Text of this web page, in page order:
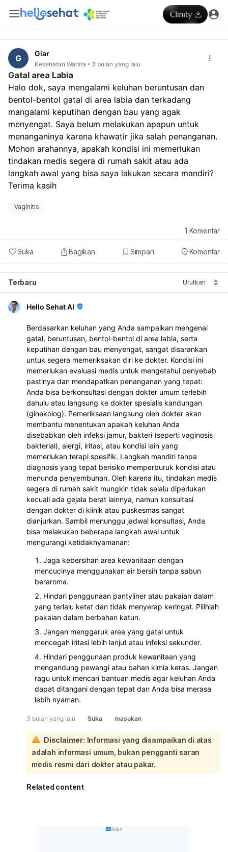
G Giar
Kesehatan Wanita 3 bulan yang lalu
Gatal area Labia
Halo dok, saya mengalami keluhan beruntusan dan
bentol-bentol gatal di area labia dan terkadang
mangalami keputihan dengan bau yang agak
menyengat. Saya belum melakukan apapun untuk
menanganinya karena khawatir jika salah penanganan.
Mohon arahannya, apakah kondisi ini memerlukan
tindakan medis segera di rumah sakit atau ada
langkah awal yang bisa saya lakukan secara mandiri?
Terima kasih
Vaginitis
Suka Bagikan Simpan Komentar
1 Komentar
Terbaru Urutkan
Hello Sehat AI
Berdasarkan keluhan yang Anda sampaikan mengenai
gatal, beruntusan, bentol-bentol di area labia, serta
keputihan dengan bau menyengat, sangat disarankan
untuk segera memeriksakan diri ke dokter. Kondisi ini
memerlukan evaluasi medis untuk mengetahui penyebab
pastinya dan mendapatkan penanganan yang tepat:
Anda bisa berkonsultasi dengan dokter umum terlebih
dahulu atau langsung ke dokter spesialis kandungan
(ginekolog). Pemeriksaan langsung oleh dokter akan
membantu menentukan apakah keluhan Anda
disebabkan oleh infeksi jamur, bakteri (seperti vaginosis
bakterial), alergi, iritasi, atau kondisi lain yang
memerlukan terapi spesifik. Langkah mandiri tanpa
diagnosis yang tepat berisiko memperburuk kondisi atau
menunda penyembuhan. Oleh karena itu, tindakan medis
segera di rumah sakit mungkin tidak selalu diperlukan
kecuali ada gejala berat lainnya, namun konsultasi
dengan dokter di klinik atau puskesmas sangat
dianjurkan. Sambil menunggu jadwal konsultasi, Anda
bisa melakukan beberapa langkah awal untuk
mengurangi ketidaknyamanan:
Jaga kebersihan area kewanitaan dengan
mencucinya menggunakan air bersih tanpa sabun
beraroma.
Hindari penggunaan pantyliner atau pakaian dalam
yang terlalu ketat dan tidak menyerap keringat. Pilihlah
pakaian dalam berbahan katun.
Jangan menggaruk area yang gatal untuk
mencegah iritasi lebih lanjut atau infeksi sekunder.
Hindari penggunaan produk kewanitaan yang
mengandung pewangi atau bahan kimia keras. Jangan
ragu untuk mencari bantuan medis agar keluhan Anda
dapat ditangani dengan tepat dan Anda bisa merasa
lebih nyaman.
3 bulan yang lalu Suka masukan
Disclaimer: Informasi yang disampaikan di atas
adalah informasi umum, bukan pengganti saran
medis resmi dari dokter atau pakar.
Related content
Iklan